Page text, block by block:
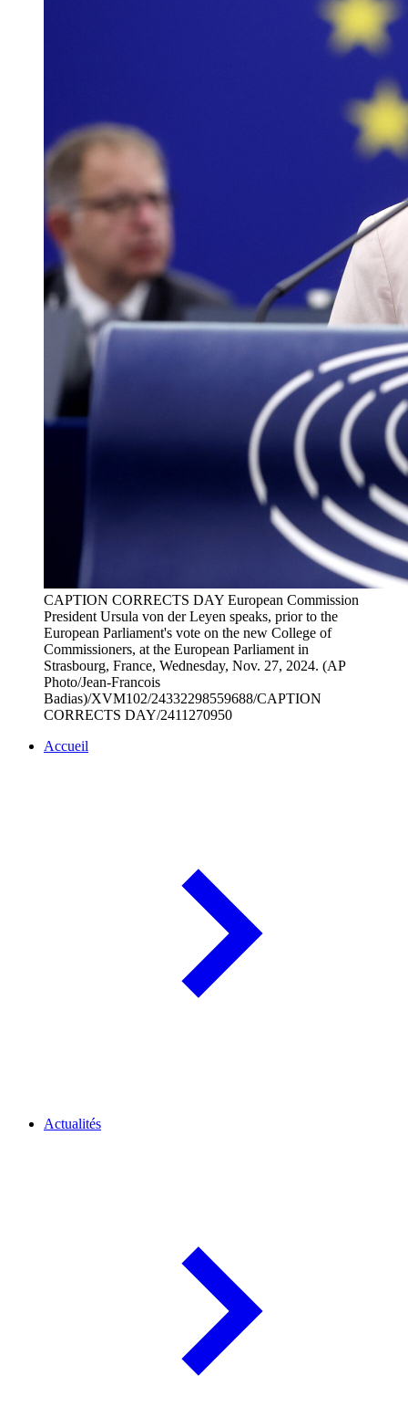
CAPTION CORRECTS DAY European Commission
President Ursula von der Leyen speaks, prior to the
European Parliament's vote on the new College of
Commissioners, at the European Parliament in
Strasbourg, France, Wednesday, Nov. 27, 2024. (AP
Photo/Jean-Francois
Badias)/XVM102/24332298559688/CAPTION
CORRECTS DAY/2411270950
Accueil
Actualités